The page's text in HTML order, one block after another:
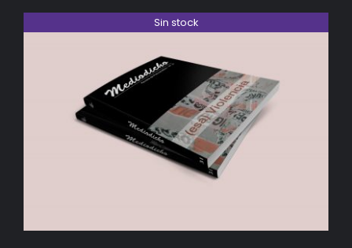
Sin stock
DETALLES